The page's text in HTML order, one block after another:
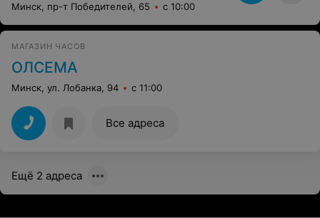
Минск, пр-т Победителей, 65 с 10:00
МАГАЗИН ЧАСОВ
ОЛСЕМА
Минск, ул. Лобанка, 94 с 11:00
Все адреса
Ещё 2 адреса